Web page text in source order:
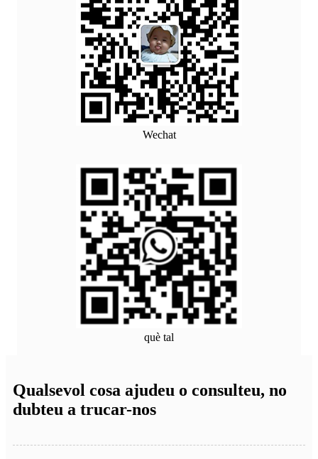
Wechat
què tal
Qualsevol cosa ajudeu o consulteu, no
dubteu a trucar-nos